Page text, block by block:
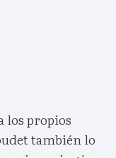
los propios
también lo